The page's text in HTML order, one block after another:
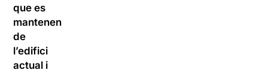
que es
mantenen
de
l’edifici
actual i